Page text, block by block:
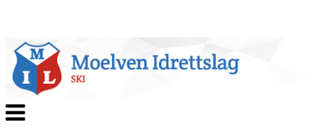
Veksle
navigasjon